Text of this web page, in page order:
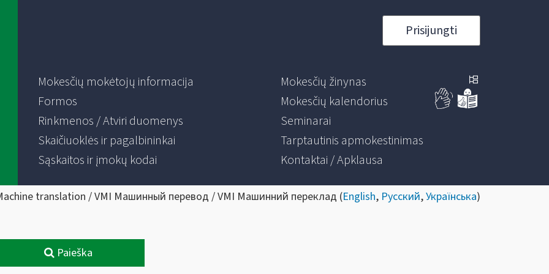
Prisijungti
Mokesčių mokėtojų informacija
Formos
Rinkmenos / Atviri duomenys
Skaičiuoklės ir pagalbininkai
Sąskaitos ir įmokų kodai
Mokesčių žinynas
Mokesčių kalendorius
Seminarai
Tarptautinis apmokestinimas
Kontaktai / Apklausa
translation / VMI Машинный перевод / VMI Машинний переклад (English, Русский,Українська)
Paieška